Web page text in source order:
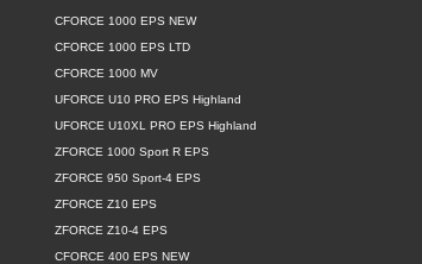
CFORCE 1000 EPS NEW
CFORCE 1000 EPS LTD
CFORCE 1000 MV
UFORCE U10 PRO EPS Highland
UFORCE U10XL PRO EPS Highland
ZFORCE 1000 Sport R EPS
ZFORCE 950 Sport-4 EPS
ZFORCE Z10 EPS
ZFORCE Z10-4 EPS
CFORCE 400 EPS NEW